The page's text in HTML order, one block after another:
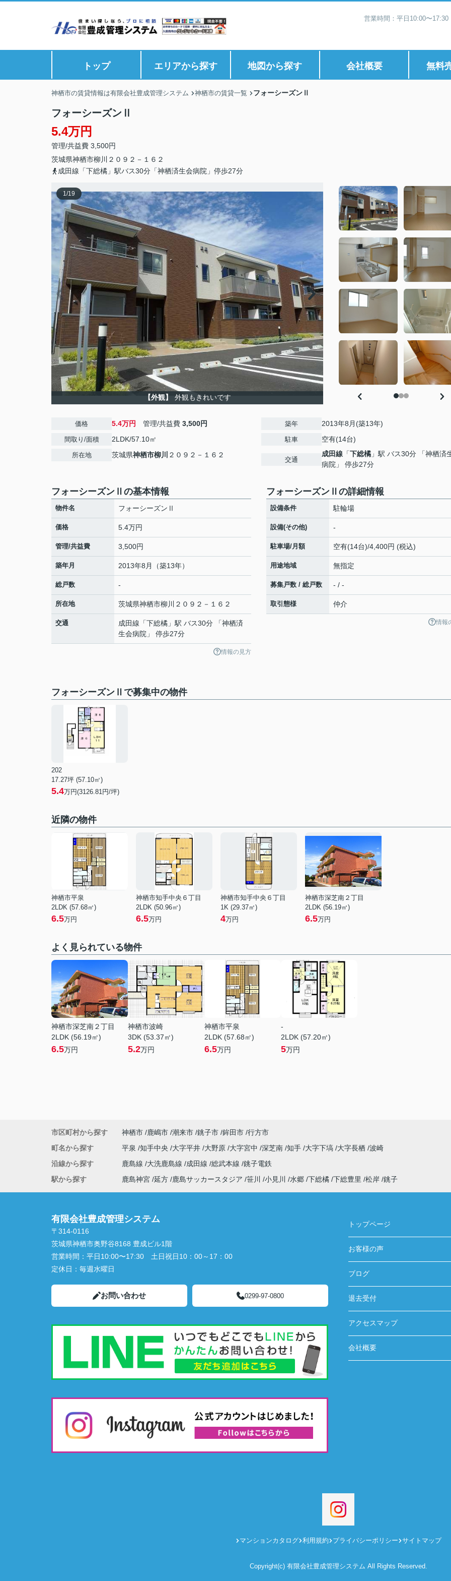
営業時間：平日10:00〜
トップ エリアから探す 地図から探す 会社概要 無料
神栖市の賃貸情報は有限会社豊成管理システム 神栖市の賃貸一覧 フォーシーズンⅡ
フォーシーズンⅡ
5.4万円
管理/共益費 3,500円
茨城県神栖市柳川 ２０９２－１６２
成田線「下総橘」駅バス30分「神栖済生会病院」停歩27分
1/19
【外観】 外観もきれいです
価格 5.4万円 管理/共益費 3,500円
間取り/面積 2LDK/57.10㎡
所在地 茨城県神栖市柳川 ２０９２－１６２
築年 2013年8月(築13年)
駐車 空有(14台)
交通
成田線 「下総橘 」駅 バス30分 「神栖済
病院」 停歩27分
フォーシーズンⅡの基本情報
物件名 フォーシーズンⅡ
価格 5.4万円
管理/共益費 3,500円
築年月 2013年8月（築13年）
総戸数 -
所在地 茨城県神栖市柳川 ２０９２－１６２
交通 成田線 「下総橘 」駅 バス30分 「神栖済
生会病院」 停歩27分
情報の見方
フォーシーズンⅡの詳細情報
設備条件 駐輪場
設備(その他) -
駐車場/月額 空有(14台)/4,400円 (税込)
用途地域 無指定
募集戸数 / 総戸数 - / -
取引態様 仲介
情報
フォーシーズンⅡで募集中の物件
202
17.27坪 (57.10㎡)
5.4万円(3126.81円/坪)
近隣の物件
神栖市平泉
2LDK (57.68㎡)
6.5万円
神栖市知手中央６丁目
2LDK (50.96㎡)
6.5万円
神栖市知手中央６丁目
1K (29.37㎡)
4万円
神栖市深芝南２丁目
2LDK (56.19㎡)
6.5万円
よく見られている物件
神栖市深芝南２丁目
2LDK (56.19㎡)
6.5万円
神栖市波崎
3DK (53.37㎡)
5.2万円
神栖市平泉
2LDK (57.68㎡)
6.5万円
-
2LDK (57.20㎡)
5万円
市区町村から探す 神栖市 鹿嶋市 潮来市 銚子市 鉾田市 行方市
町名から探す
平泉 知手中央 大字平井 大野原 大字宮中 深芝南 知手 大字下塙 大字長栖 波崎
沿線から探す
鹿島線 大洗鹿島線 成田線 総武本線 銚子電鉄
駅から探す
鹿島神宮 延方 鹿島サッカースタジア 笹川 小見川 水郷 下総橘 下総豊里 松岸 銚子
有限会社豊成管理システム
〒314-0116
茨城県神栖市奥野谷8168 豊成ビル1階
営業時間： 平日10:00〜17:30 土日祝日10：00～17：00
定休日： 毎週水曜日
お問い合わせ 0299-97-0800
トップページ
お客様の声
ブログ
退去受付
アクセスマップ
会社概要
マンションカタログ 利用規約 プライバシーポリシー サイトマップ
Copyright(c) 有限会社豊成管理システム All Rights Reserved.